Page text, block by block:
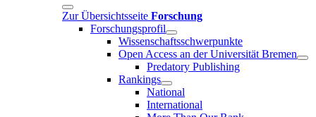
Zur Übersichtsseite Forschung
Forschungsprofil
Wissenschaftsschwerpunkte
Open Access an der Universität Bremen
Predatory Publishing
Rankings
National
International